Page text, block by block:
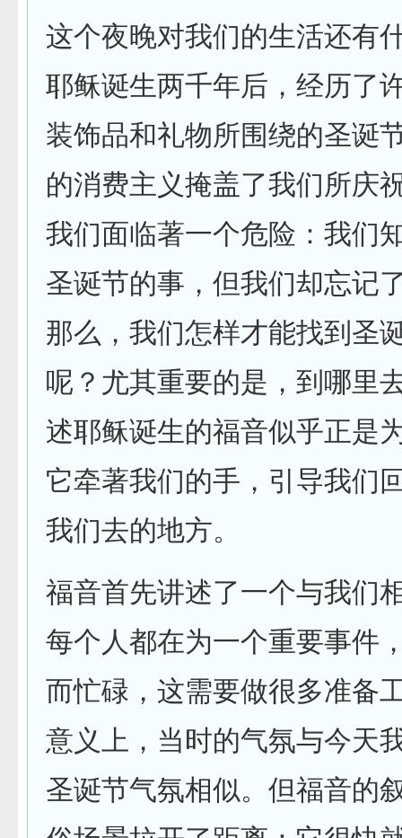
这个夜晚对我们的生活还有
耶稣诞生两千年后，经历了
装饰品和礼物所围绕的圣诞
的消费主义掩盖了我们所庆
我们面临著一个危险：我们
圣诞节的事，但我们却忘记
那么，我们怎样才能找到圣
呢？尤其重要的是，到哪里
述耶稣诞生的福音似乎正是
它牵著我们的手，引导我们
我们去的地方。
福音首先讲述了一个与我们
每个人都在为一个重要事件
而忙碌，这需要做很多准备
意义上，当时的气氛与今天
圣诞节气氛相似。但福音的